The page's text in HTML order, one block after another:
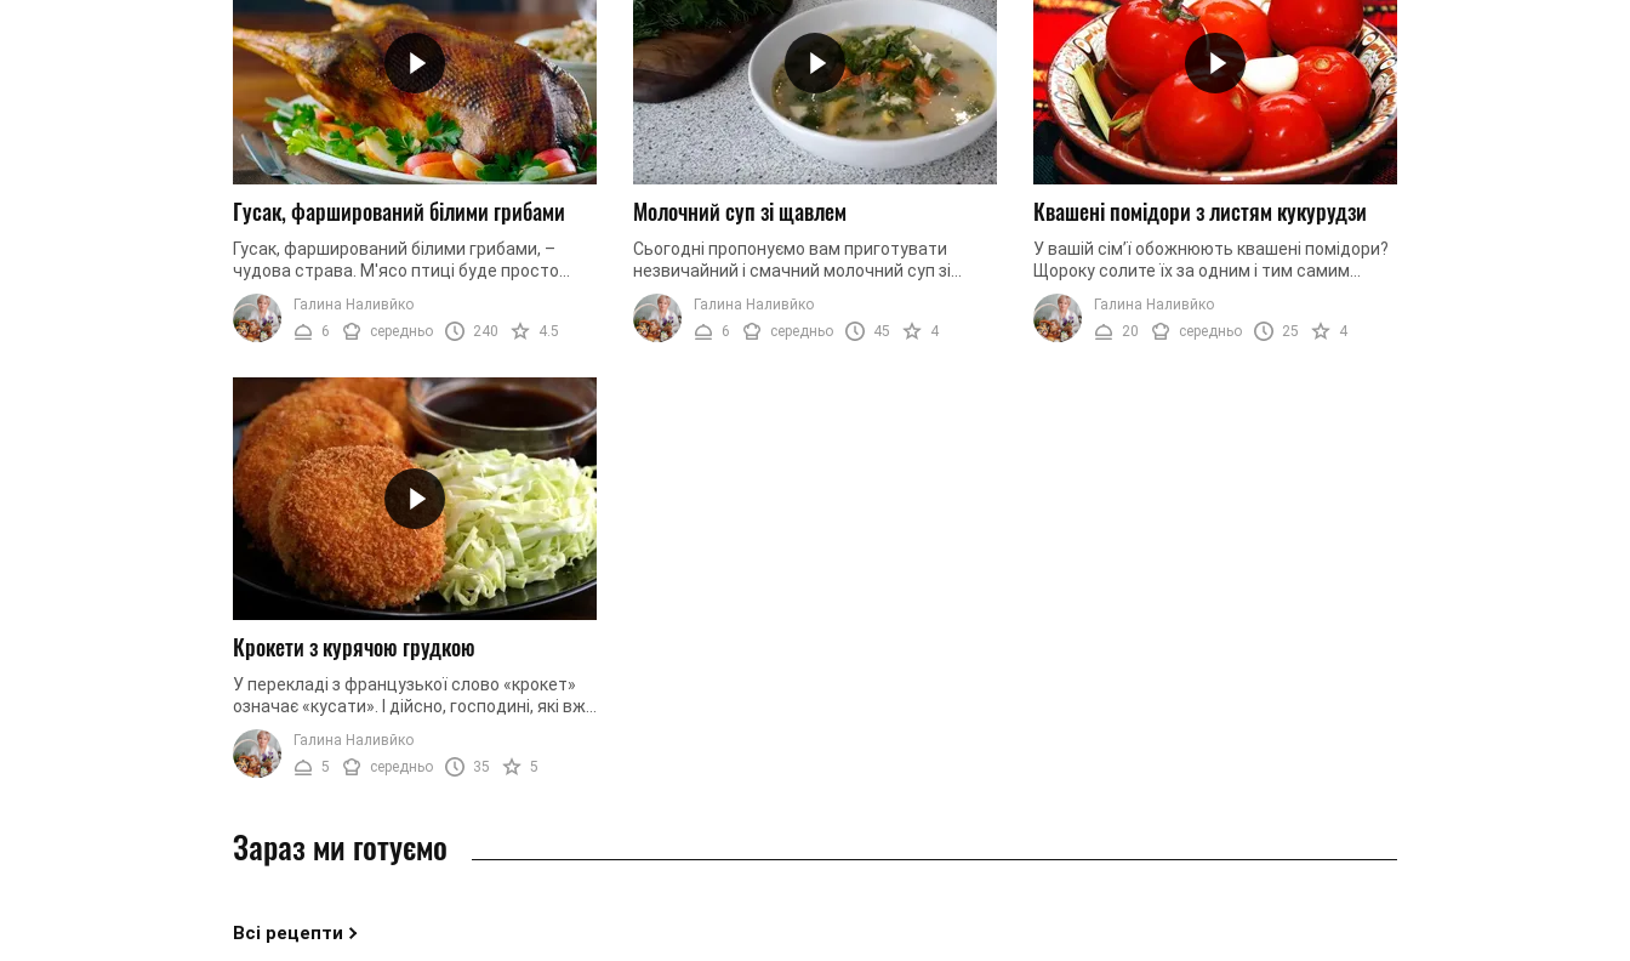
Гусак, фарширований білими грибами
Гусак, фарширований білими грибами, –
чудова страва. М'ясо птиці буде просто
танути в роті, а аромат спецій заповнить
всю кімнату. Щоб птиця вийшла ...
Галина Наливйко
6
середньо 240 4.5
Молочний суп зі щавлем
Сьогодні пропонуємо вам приготувати
незвичайний і смачний молочний суп зі
щавлем. Ця страва чимось нагадує зелений
борщ, який багато хто встиг ...
Галина Наливйко
6
середньо 45 4
Квашені помідори з листям кукурудзи
У вашій сім’ї обожнюють квашені помідори?
Щороку солите їх за одним і тим самим
рецептом? Боїтеся експериментувати, бо
маєте сумніви стосовно нових ...
Галина Наливйко
20
середньо 25 4
Крокети з курячою грудкою
У перекладі з французької слово «крокет»
означає «кусати». І дійсно, господині, які вже
готували цю страву, знають, що ці невеликі
картопляні, ...Галина Наливйко
5
середньо 35 5
Зараз ми готуємо
Всі рецепти